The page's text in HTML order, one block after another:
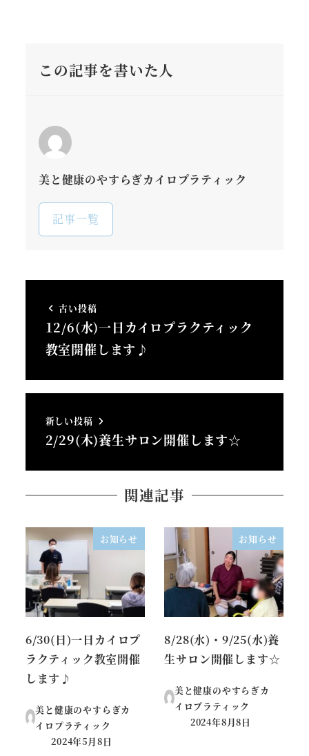
この記事を書いた人
美と健康のやすらぎカイロプラティック
記事一覧
古い投稿
12/6(水)一日カイロプラクティック
教室開催します♪
新しい投稿
2/29(木)養生サロン開催します☆
関連記事
お知らせ
6/30(日)一日カイロプ
ラクティック教室開催
します♪
美と健康のやすらぎカ
イロプラティック
投稿日
2024年5月8日
お知らせ
8/28(水)・9/25(水)養
生サロン開催します☆
美と健康のやすらぎカ
イロプラティック
投稿日
2024年8月8日